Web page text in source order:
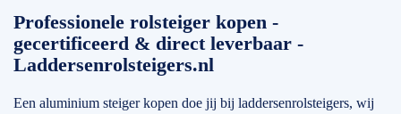
Professionele rolsteiger kopen -
gecertificeerd & direct leverbaar -
Laddersenrolsteigers.nl
Een aluminium steiger kopen doe jij bij laddersenrolsteigers, wij